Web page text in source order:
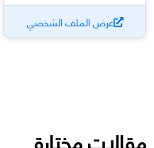
عرض الملف الشخصي